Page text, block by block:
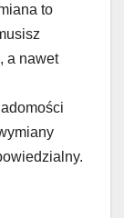
to
a nawet